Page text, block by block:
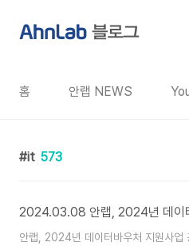
홈 안랩 NEWS
it 573
안랩, 2024년 데이터바우처 지원사업